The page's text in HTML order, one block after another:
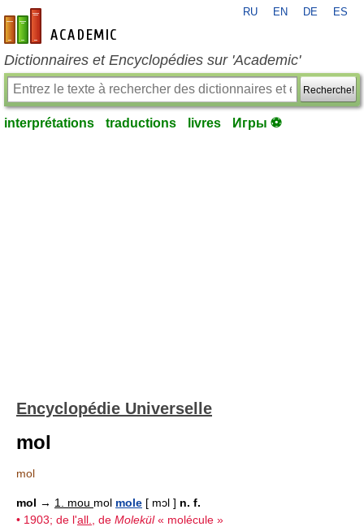
fr-academic.com
RU EN DE ES
Dictionnaires et Encyclopédies sur 'Academic'
Recherche!
interprétations traductions livres Игры ⚽
Encyclopédie Universelle
mol
mol
mol → 1. mou mol mole [ mɔl ] n. f.
• 1903; de l'all. , de Molekül« molécule »